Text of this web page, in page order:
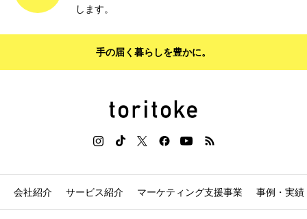
します。
手の届く暮らしを豊かに。
会社紹介 サービス紹介 マーケティング支援事業 事例・実績